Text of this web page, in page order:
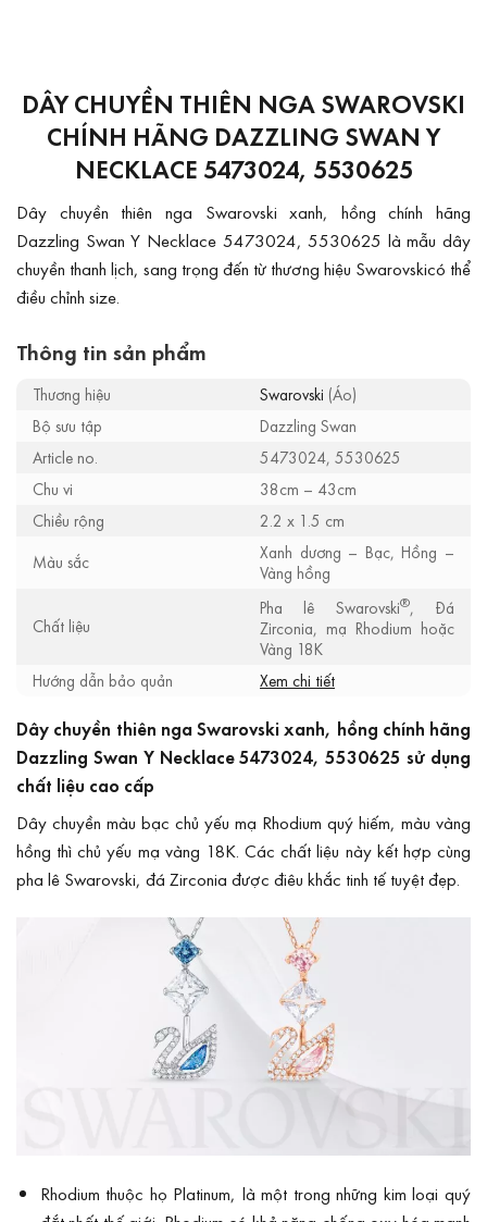
DÂY CHUYỀN THIÊN NGA SWAROVSKI
CHÍNH HÃNG DAZZLING SWAN Y
NECKLACE 5473024, 5530625
Dây chuyền thiên nga Swarovski xanh, hồng chính hãng
Dazzling Swan Y Necklace 5473024, 5530625 là mẫu dây
chuyền thanh lịch, sang trọng đến từ thương hiệu Swarovskicó thể
điều chỉnh size.
Thông tin sản phẩm
Thương hiệu Swarovski (Áo)
Bộ sưu tập
Dazzling Swan
Article no.
5473024, 5530625
Chu vi
38cm – 43cm
Chiều rộng
2.2 x 1.5 cm
Màu sắc
Xanh dương – Bạc, Hồng –
Vàng hồng
Chất liệu
Pha lê Swarovski®, Đá
Zirconia, mạ Rhodium hoặc
Vàng 18K
Hướng dẫn bảo quản
Xem chi tiết
Dây chuyền thiên nga Swarovski xanh, hồng chính hãng
Dazzling Swan Y Necklace 5473024, 5530625 sử dụng
chất liệu cao cấp
Dây chuyền màu bạc chủ yếu mạ Rhodium quý hiếm, màu vàng
hồng thì chủ yếu mạ vàng 18K. Các chất liệu này kết hợp cùng
pha lê Swarovski, đá Zirconia được điêu khắc tinh tế tuyệt đẹp.
Rhodium thuộc họ Platinum, là một trong những kim loại quý